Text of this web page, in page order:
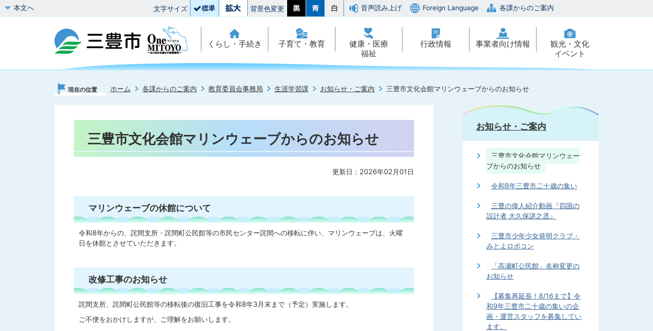
本文へ 文字サイズ 背景色変更 音声読み上げ Foreign Language 各課からのご案内
くらし・手続き 子育て・教育
健康・医療
福祉
行政情報 事業者向け情報
観光・文化
イベント
現在の位置 ホーム 各課からのご案内 教育委員会事務局 生涯学習課 お知らせ・ご案内 三豊市文化会館マリンウェーブからのお知らせ
三豊市文化会館マリンウェーブからのお知らせ
更新日：2026年02月01日
マリンウェーブの休館について
令和8年からの、詫間支所・詫間町公民館等の市民センター詫間への移転に伴い、マリンウェーブは、火曜
日を休館とさせていただきます。
改修工事のお知らせ
詫間支所、詫間町公民館等の移転後の復旧工事を令和8年3月末まで（予定）実施します。
ご不便をおかけしますが、ご理解をお願いします。
お知らせ・ご案内
三豊市文化会館マリンウェー
ブからのお知らせ
令和8年三豊市二十歳の集い
三豊の偉人紹介動画『四国の
設計者 大久保諶之丞』
三豊市少年少女発明クラブ・
みとよロボコン
「高瀬町公民館」名称変更の
お知らせ
【募集再延長！8/16まで】令
和9年三豊市二十歳の集いの企
画・運営スタッフを募集してい
ます。